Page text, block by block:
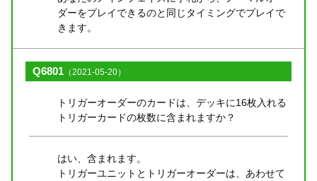
ダーをプレイできるのと同じタイミングでプレイで
きます。
Q6801 （2021-05-20）
トリガーオーダーのカードは、デッキに16枚入れる
トリガーカードの枚数に含まれますか？
はい、含まれます。
トリガーユニットとトリガーオーダーは、あわせて